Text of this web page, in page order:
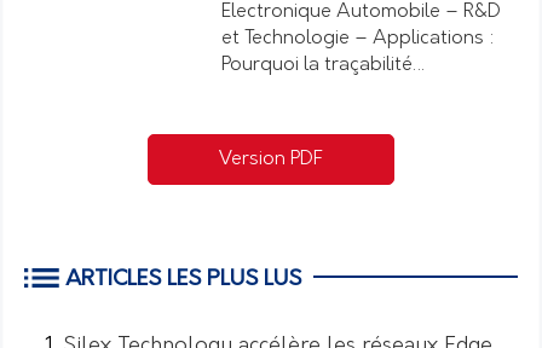
Electronique Automobile – R&D
et Technologie – Applications :
Pourquoi la traçabilité…
Version PDF
ARTICLES LES PLUS LUS